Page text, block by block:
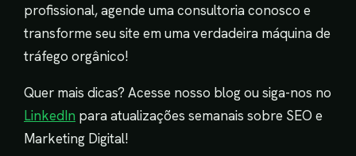
profissional, agende uma consultoria conosco e
transforme seu site em uma verdadeira máquina de
tráfego orgânico!
Quer mais dicas? Acesse nosso blog ou siga-nos no
LinkedIn para atualizações semanais sobre SEO e
Marketing Digital!